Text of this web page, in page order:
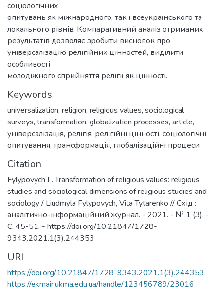
соціологічних
опитувань як міжнародного, так і всеукраїнського та
локального рівнів. Компаративний аналіз отриманих
результатів дозволяє зробити висновок про
універсалізацію релігійних цінностей, виділити
особливості
молодіжного сприйняття релігії як цінності.
Keywords
universalization, religion, religious values, sociological
surveys, transformation, globalization processes, article,
універсалізація, релігія, релігійні цінності, соціологічні
опитування, трансформація, глобалізаційні процеси
Citation
Fylypovych L. Transformation of religious values: religious
studies and sociological dimensions of religious studies and
sociology / Liudmyla Fylypovych, Vita Tytarenko // Схід :
аналітично-інформаційний журнал. - 2021. - № 1 (3). -
С. 45-51. - https://doi.org/10.21847/1728-
9343.2021.1(3).244353
URI
https://doi.org/10.21847/1728-9343.2021.1(3).244353
https://ekmair.ukma.edu.ua/handle/123456789/23016